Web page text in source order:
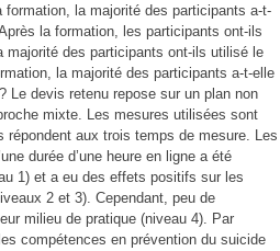
la majorité des participants a-t-
la formation, les participants ont-ils
des participants ont-ils utilisé le
la majorité des participants a-t-elle
Le devis retenu repose sur un plan non
mixte. Les mesures utilisées sont
aux trois temps de mesure. Les
durée d’une heure en ligne a été
1) et a eu des effets positifs sur les
2 et 3). Cependant, peu de
milieu de pratique (niveau 4). Par
compétences en prévention du suicide